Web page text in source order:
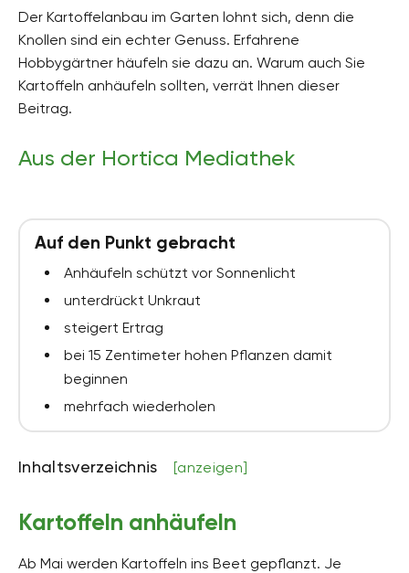
Der Kartoffelanbau im Garten lohnt sich, denn die
Knollen sind ein echter Genuss. Erfahrene
Hobbygärtner häufeln sie dazu an. Warum auch Sie
Kartoffeln anhäufeln sollten, verrät Ihnen dieser
Beitrag.
Aus der Hortica Mediathek
Auf den Punkt gebracht
Anhäufeln schützt vor Sonnenlicht
unterdrückt Unkraut
steigert Ertrag
bei 15 Zentimeter hohen Pflanzen damit
beginnen
mehrfach wiederholen
Inhaltsverzeichnis [anzeigen]
Kartoffeln anhäufeln
Ab Mai werden Kartoffeln ins Beet gepflanzt. Je